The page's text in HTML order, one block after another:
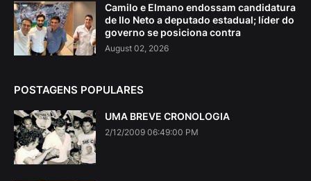
Camilo e Elmano endossam candidatura
de Ilo Neto a deputado estadual; líder do
governo se posiciona contra
August 02, 2026
POSTAGENS POPULARES
UMA BREVE CRONOLOGIA
2/12/2009 06:49:00 PM